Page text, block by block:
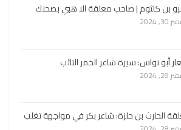
بن كلثوم | صاحب معلقة الا هبي بصحنك
2024
أبو نواس: سيرة شاعر الخمر التائب
2024
الحارث بن حلزة: شاعر بكر في مواجهة تغلب